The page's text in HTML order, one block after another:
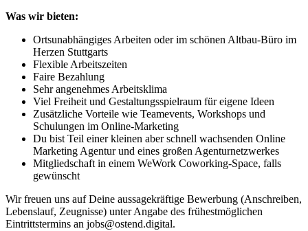
Was wir bieten:
Ortsunabhängiges Arbeiten oder im schönen Altbau-Büro im
Herzen Stuttgarts
Flexible Arbeitszeiten
Faire Bezahlung
Sehr angenehmes Arbeitsklima
Viel Freiheit und Gestaltungsspielraum für eigene Ideen
Zusätzliche Vorteile wie Teamevents, Workshops und
Schulungen im Online-Marketing
Du bist Teil einer kleinen aber schnell wachsenden Online
Marketing Agentur und eines großen Agenturnetzwerkes
Mitgliedschaft in einem WeWork Coworking-Space, falls
gewünscht
Wir freuen uns auf Deine aussagekräftige Bewerbung (Anschreiben,
Lebenslauf, Zeugnisse) unter Angabe des frühestmöglichen
Eintrittstermins an jobs@ostend.digital.